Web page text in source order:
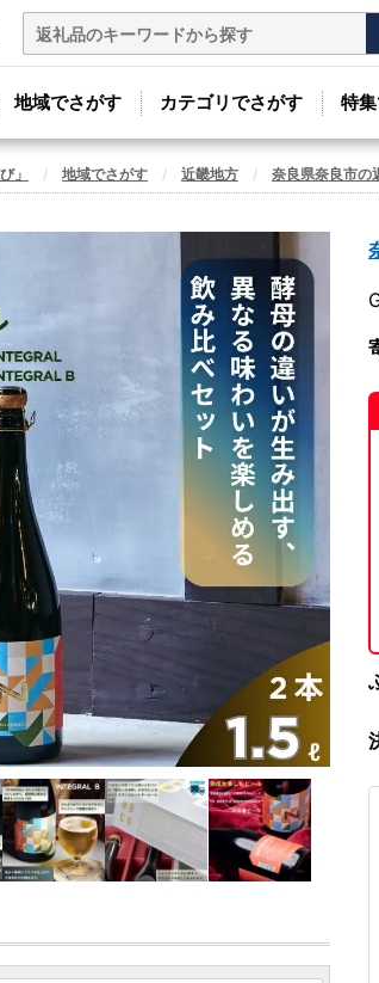
地域でさがす カテゴリでさがす 特
」 地域でさがす 近畿地方 奈良県奈良市の